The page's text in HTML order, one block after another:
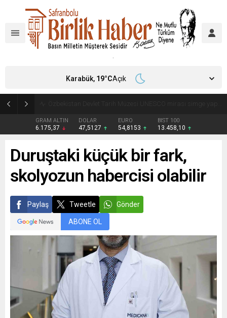
GRAM ALTIN
6.175,37
DOLAR
47,5127
EURO
54,8153
BIST 100
13.458,10
Karabük, 19°CAçık
Duruştaki küçük bir fark,
skolyozun habercisi olabilir
Paylaş Tweetle Gönder
ABONE OL